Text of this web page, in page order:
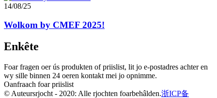
14/08/25
Wolkom by CMEF 2025!
Enkête
Foar fragen oer ús produkten of priislist, lit jo e-postadres achter en
wy sille binnen 24 oeren kontakt mei jo opnimme.
Oanfraach foar priislist
© Auteursrjocht - 2020: Alle rjochten foarbehâlden.浙ICP备